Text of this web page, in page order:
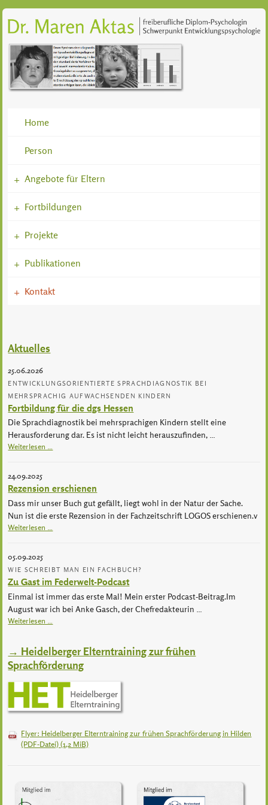
Home
Person
+ Angebote für Eltern
+ Fortbildungen
+ Projekte
+ Publikationen
+ Kontakt
Aktuelles
25.06.2026
ENTWICKLUNGSORIENTIERTE SPRACHDIAGNOSTIK BEI
MEHRSPRACHIG AUFWACHSENDEN KINDERN
Fortbildung für die dgs Hessen
Die Sprachdiagnostik bei mehrsprachigen Kindern stellt eine
Herausforderung dar. Es ist nicht leicht herauszufinden, …
Weiterlesen …
24.09.2025
Rezension erschienen
Dass mir unser Buch gut gefällt, liegt wohl in der Natur der Sache.
Nun ist die erste Rezension in der Fachzeitschrift LOGOS erschienen.v
Weiterlesen …
05.09.2025
WIE SCHREIBT MAN EIN FACHBUCH?
Zu Gast im Federwelt-Podcast
Einmal ist immer das erste Mal! Mein erster Podcast-Beitrag.Im
August war ich bei Anke Gasch, der Chefredakteurin …
Weiterlesen …
→ Heidelberger Elterntraining zur frühen
Sprachförderung
Flyer: Heidelberger Elterntraining zur frühen Sprachförderung in Hilden
(PDF-Datei)(1,2 MiB)